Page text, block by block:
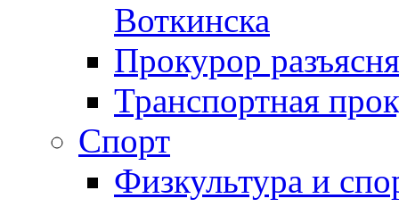
Воткинска
Прокурор
Транспортная
Спорт
Физкультура и